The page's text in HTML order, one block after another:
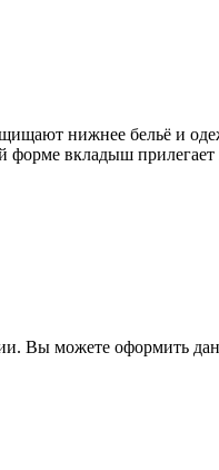
нижнее бельё и
форме вкладыш
Вы можете оформить